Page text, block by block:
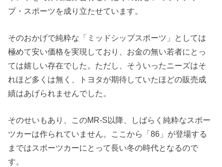
プ・スポーツを成り立たせています。
そのおかげで純粋な「ミッドシップスポーツ」としては
極めて安い価格を実現しており、お金の無い若者にとっ
ては嬉しい存在でした。ただし、そういったニーズはそ
れほど多くは無く、トヨタが期待していたほどの販売成
績はあげられませんでした。
そのせいもあり、このMR-S以降、しばらく純粋なスポー
ツカーは作られていません。ここから「86」が登場する
まではスポーツカーにとって長い冬の時代となるので
す。